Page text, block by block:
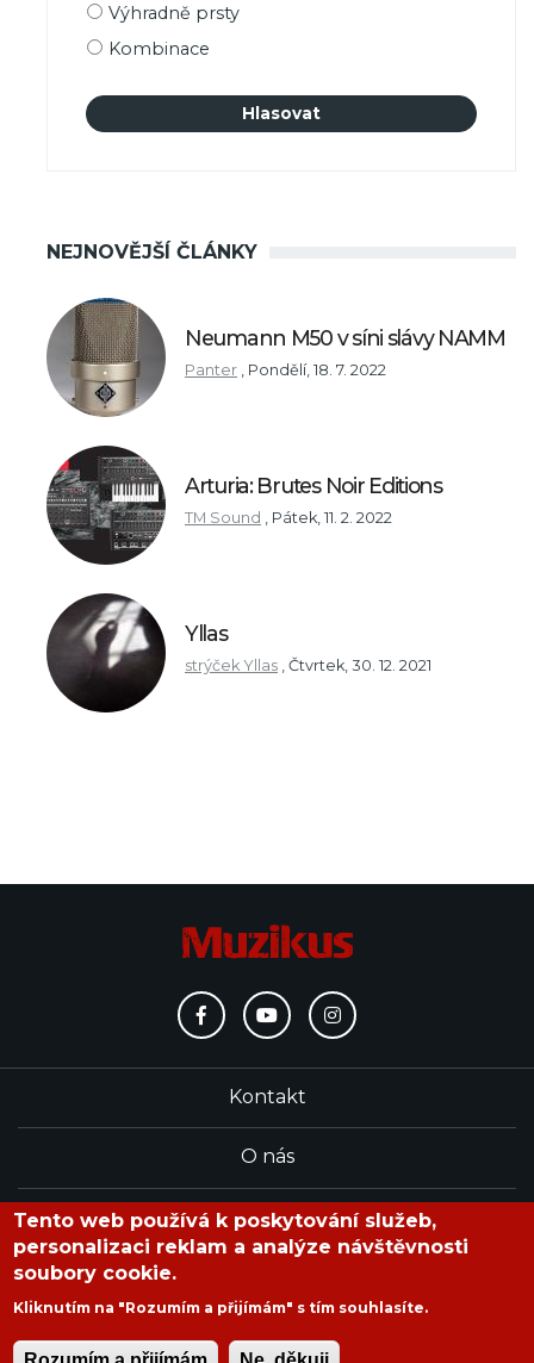
Výhradně prsty
Kombinace
NEJNOVĚJŠÍ ČLÁNKY
Neumann M50 v síni slávy NAMM
Panter , Pondělí, 18. 7. 2022
Arturia: Brutes Noir Editions
TM Sound , Pátek, 11. 2. 2022
Yllas
strýček Yllas , Čtvrtek, 30. 12. 2021
Kontakt
O nás
Redakce
Tento web používá k poskytování služeb,
personalizaci reklam a analýze návštěvnosti
soubory cookie.
Kliknutím na "Rozumím a přijímám" s tím souhlasíte.